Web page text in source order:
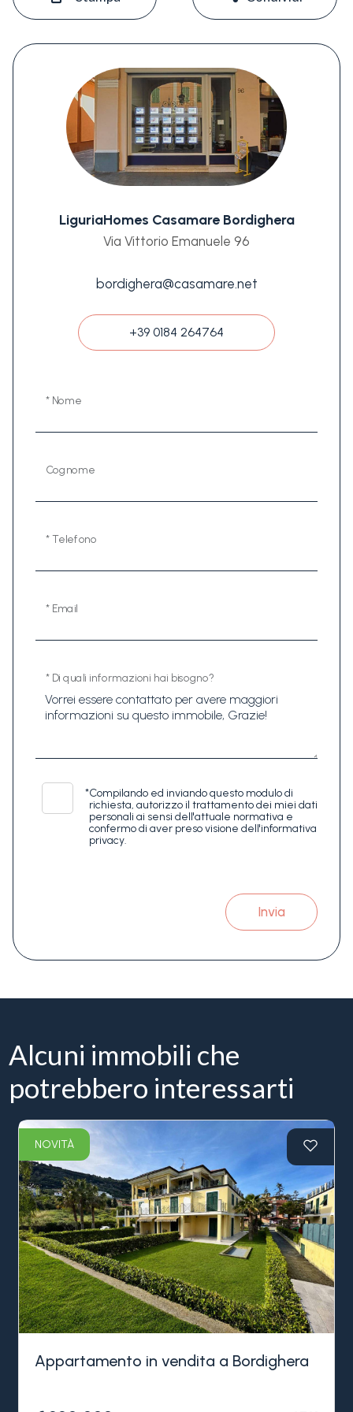
LiguriaHomes Casamare Bordighera
Via Vittorio Emanuele 96
bordighera@casamare.net
+39 0184 264764
* Nome
Cognome
* Telefono
* Email
* Di quali informazioni hai bisogno?
*Compilando ed inviando questo modulo di
richiesta, autorizzo il trattamento dei miei dati
personali ai sensi dell'attuale normativa e
confermo di aver preso visione dell'informativa
privacy.
Invia
Alcuni immobili che
potrebbero interessarti
NOVITÀ
Appartamento in vendita a Bordighera